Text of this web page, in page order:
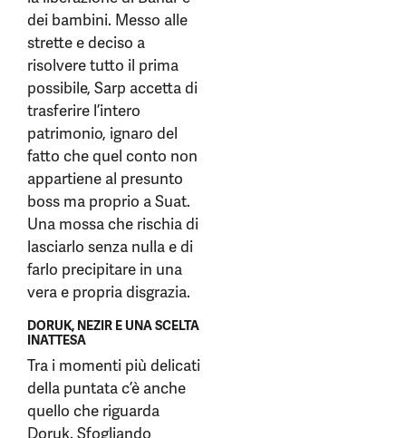
dei bambini. Messo alle
strette e deciso a
risolvere tutto il prima
possibile, Sarp accetta di
trasferire l’intero
patrimonio, ignaro del
fatto che quel conto non
appartiene al presunto
boss ma proprio a Suat.
Una mossa che rischia di
lasciarlo senza nulla e di
farlo precipitare in una
vera e propria disgrazia.
DORUK, NEZIR E UNA SCELTA
INATTESA
Tra i momenti più delicati
della puntata c’è anche
quello che riguarda
Doruk. Sfogliando